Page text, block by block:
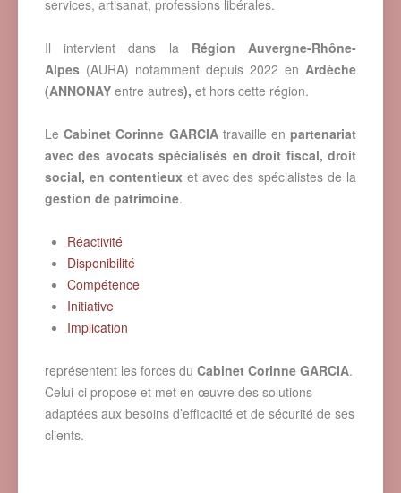
services, artisanat, professions libérales.
Il intervient dans la Région Auvergne-Rhône-
Alpes (AURA) notamment depuis 2022 en Ardèche
(ANNONAY entre autres), et hors cette région.
LeCabinet Corinne GARCIAtravaille enpartenariat
avec des avocats spécialisés en droit fiscal, droit
social, en contentieux et avec des spécialistes de la
gestion de patrimoine.
Réactivité
Disponibilité
Compétence
Initiative
Implication
représentent les forces du Cabinet Corinne GARCIA.
Celui-ci propose et met en œuvre des solutions
adaptées aux besoins d’efficacité et de sécurité de ses
clients.